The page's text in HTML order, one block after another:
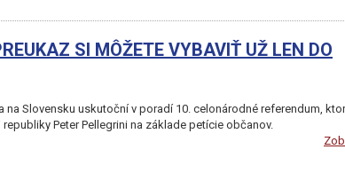
SI MÔŽETE VYBAVIŤ UŽ LEN DO
na Slovensku uskutoční v poradí 10. celonárodné referendum,
Peter Pellegrini na základe petície občanov.